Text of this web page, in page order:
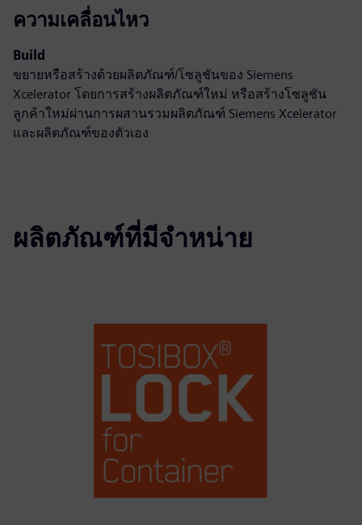
ความเคลื่อนไหว
Build
ขยายหรือสร้างด้วยผลิตภัณฑ์/โซลูชันของ Siemens
Xcelerator โดยการสร้างผลิตภัณฑ์ใหม่ หรือสร้างโซลูชัน
ลูกค้าใหม่ผ่านการผสานรวมผลิตภัณฑ์ Siemens Xcelerator
และผลิตภัณฑ์ของตัวเอง
ผลิตภัณฑ์ที่มีจำหน่าย